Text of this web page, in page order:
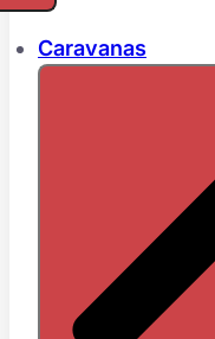
Caravanas